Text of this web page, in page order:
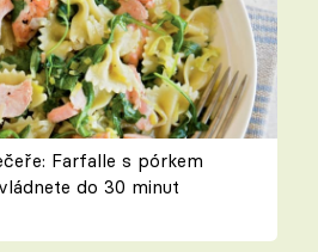
Farfalle s pórkem
do 30 minut